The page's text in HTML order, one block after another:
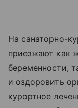
На санаторно-
приезжают как
беременности,
и оздоровить
курортное